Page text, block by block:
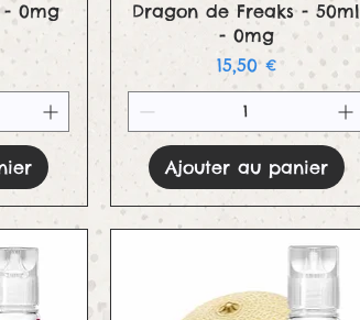
- 0mg
Dragon de Freaks - 50ml
- 0mg
Prix
15,50 €
Ajouter au panier